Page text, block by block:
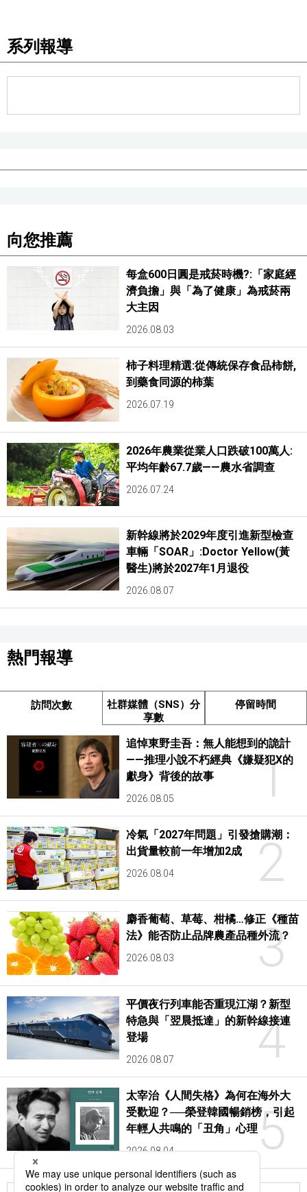
系列報導
向您推薦
每盒600日圓是戒菸時機?:「家庭經
濟負擔」與「為了健康」為戒菸兩
大主因
2026.08.03
柿子料理精選:從傳統保存食品柿餅,
到藥食同源的柿葉
2026.07.19
2026年農業從業人口跌破100萬人:
平均年齡67.7歲——農水省調查
2026.07.24
新幹線將於2029年度引進新型檢查
車輛「SOAR」:Doctor Yellow(黃
醫生)將於2027年1月退役
2026.08.07
熱門報導
訪問次數
社群媒體（SNS）分
享數
停留時間
1
追悼東野圭吾：無人能想到的詭計
——推理小說不朽經典《嫌疑犯X的
獻身》背後的故事
2026.08.05
2
冷氣「2027年問題」引發搶購潮：
出貨量較前一年增加2成
2026.08.04
3
麝香葡萄、草莓、柑橘…修正《種苗
法》能否防止品牌農產品種外流？
2026.08.03
4
平價夜行列車能否重現江湖？新型
特急與「翌晨抵達」的新幹線接連
登場
2026.08.07
5
太宰治《人間失格》為何在海外大
受歡迎？──榮登韓國暢銷榜，引起
年輕人共鳴的「丑角」心理
2026.08.04